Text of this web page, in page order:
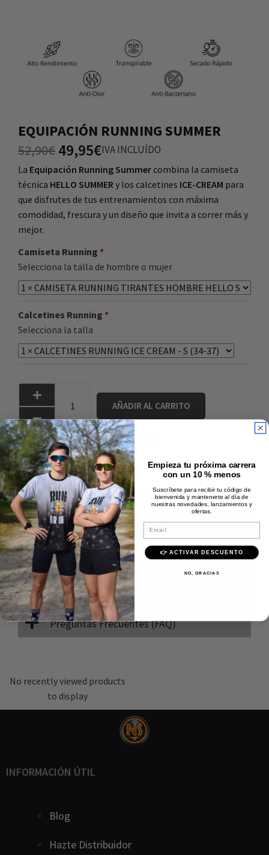
EQUIPACIÓN RUNNING SUMMER
52,90€ 49,95€IVA INCLUÍDO
La Equipación Running Summer combina la camiseta
técnica HELLO SUMMER y los calcetines ICE-CREAM para
que disfrutes de tus entrenamientos con máxima
comodidad, frescura y un diseño que invita a correr más y
mejor.
Camiseta Running
Selecciona la talla de hombre o mujer
Calcetines Running
Selecciona la talla
AÑADIR AL CARRITO
Envío rápido y gratis +40€
Pago 100% seguro
Calidad Premium
Descripción
Composición
Instrucciones de lavado
Envíos
Preguntas Frecuentes (FAQ)
No recently viewed products
to display
INFORMACIÓN ÚTIL
Blog
Hazte Distribuidor
Empieza tu próxima carrera
con un 10 % menos
Suscríbete para recibir tu código de
bienvenida y mantenerte al día de
nuestras novedades, lanzamientos y
ofertas.
Email
👉 ACTIVAR DESCUENTO
NO, GRACIAS